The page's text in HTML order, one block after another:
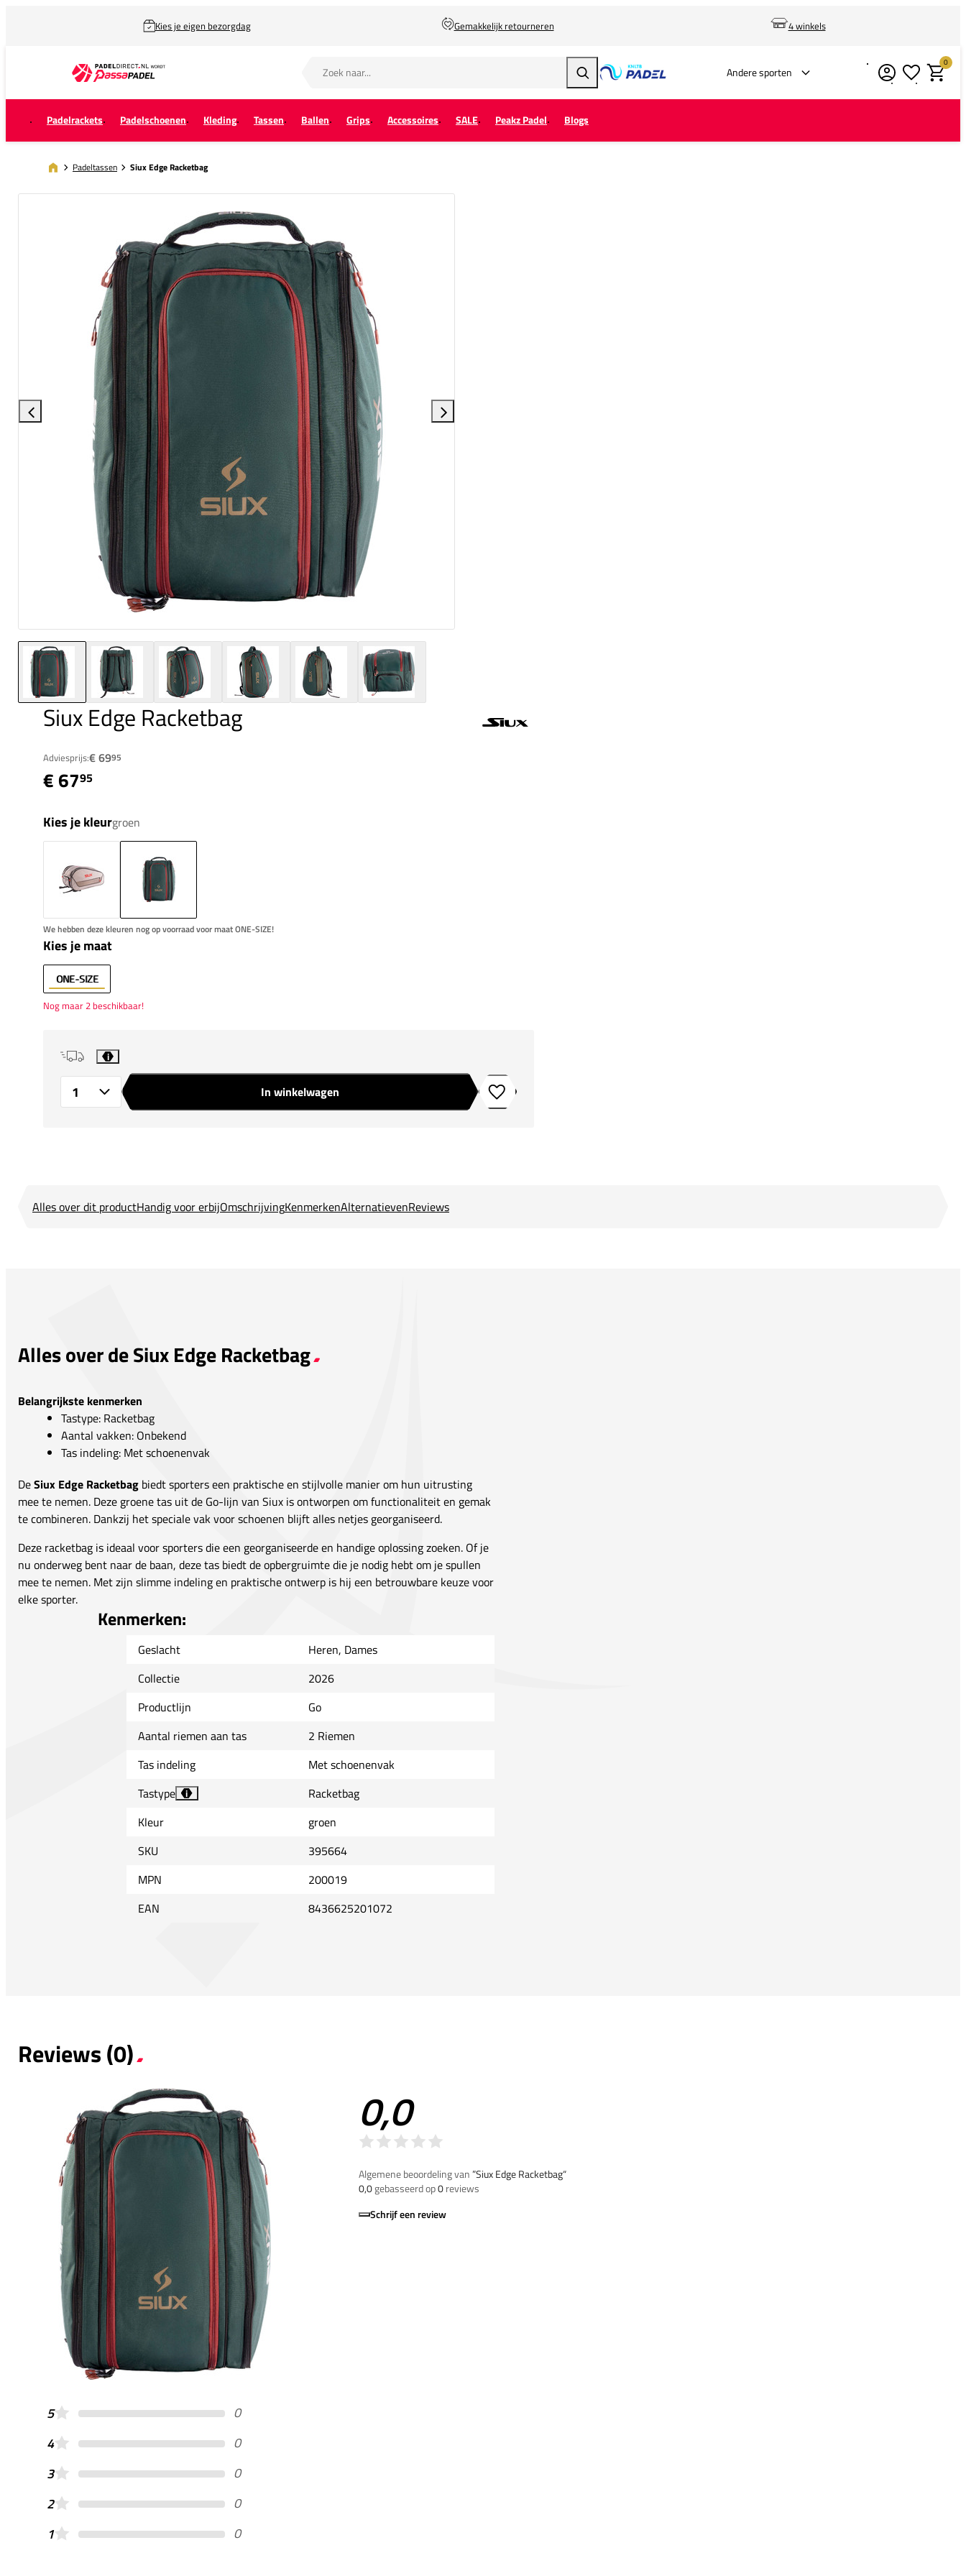
Kies je eigen bezorgdag Gemakkelijk retourneren 4 winkels
Zoeken Andere sporten Verlanglijstje
0
Padelrackets Padelschoenen Kleding Tassen Ballen Grips Accessoires SALE Peakz Padel Blogs
Padeltassen Siux Edge Racketbag
Siux Edge Racketbag
Adviesprijs:€ 6995
€ 6795
Kies je kleurgroen
We hebben deze kleuren nog op voorraad voor maat ONE-SIZE!
Kies je maat
ONE-SIZE
Nog maar 2 beschikbaar!
i
In winkelwagen Toevoegen aan verlanglijstje
Alles over dit productHandig voor erbijOmschrijvingKenmerkenAlternatievenReviews
Alles over de Siux Edge Racketbag
Belangrijkste kenmerken
Tastype: Racketbag
Aantal vakken: Onbekend
Tas indeling: Met schoenenvak
DeSiux Edge Racketbag biedt sporters een praktische en stijlvolle manier om hun uitrusting
mee te nemen. Deze groene tas uit de Go-lijn van Siux is ontworpen om functionaliteit en gemak
te combineren. Dankzij het speciale vak voor schoenen blijft alles netjes georganiseerd.
Deze racketbag is ideaal voor sporters die een georganiseerde en handige oplossing zoeken. Of je
nu onderweg bent naar de baan, deze tas biedt de opbergruimte die je nodig hebt om je spullen
mee te nemen. Met zijn slimme indeling en praktische ontwerp is hij een betrouwbare keuze voor
elke sporter.
Kenmerken:
Geslacht
Heren, Dames
Collectie
2026
Productlijn
Go
Aantal riemen aan tas
2 Riemen
Tas indeling
Met schoenenvak
Tastype
i
Racketbag
Kleur
groen
SKU
395664
MPN
200019
EAN
8436625201072
Reviews (0)
0,0
Algemene beoordeling van”Siux Edge Racketbag“
0,0gebasseerd op0reviews
Schrijf een review
5
0
4
0
3
0
2
0
1
0